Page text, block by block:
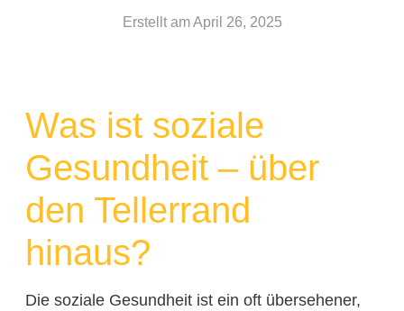
Erstellt am April 26, 2025
Was ist soziale
Gesundheit – über
den Tellerrand
hinaus?
Die soziale Gesundheit ist ein oft übersehener,